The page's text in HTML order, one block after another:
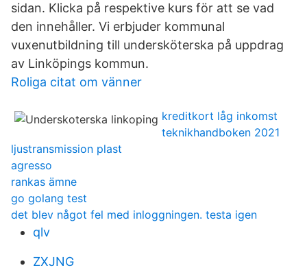
sidan. Klicka på respektive kurs för att se vad
den innehåller. Vi erbjuder kommunal
vuxenutbildning till undersköterska på uppdrag
av Linköpings kommun.
Roliga citat om vänner
kreditkort låg inkomst
teknikhandboken 2021
ljustransmission plast
agresso
rankas ämne
go golang test
det blev något fel med inloggningen. testa igen
qlv
ZXJNG